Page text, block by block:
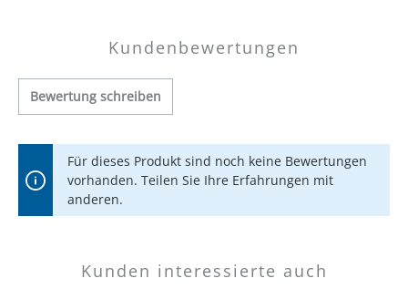
Kundenbewertungen
Bewertung schreiben
Für dieses Produkt sind noch keine Bewertungen
vorhanden. Teilen Sie Ihre Erfahrungen mit
anderen.
Kunden interessierte auch